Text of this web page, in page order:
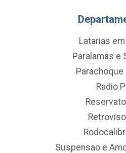
Latarias em
Paralamas e
Parachoque
Radio
Suspensao e